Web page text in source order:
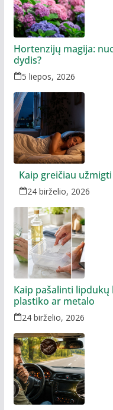
Hortenzijų magija:
dydis?
5 liepos, 2026
Kaip greičiau
24 birželio, 2026
Kaip pašalinti
plastiko ar metalo
24 birželio, 2026